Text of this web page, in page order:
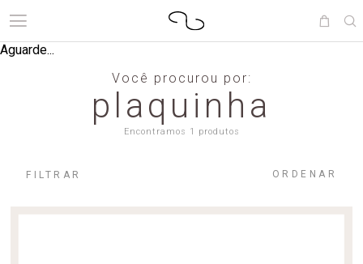
Aguarde...
Você procurou por:
plaquinha
Encontramos 1 produtos
FILTRAR ORDENAR